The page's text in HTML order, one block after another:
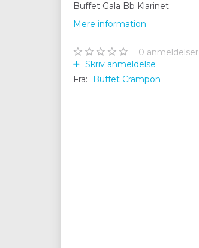
Buffet Gala Bb Klarinet
Mere information
0 anmeldelser
Skriv anmeldelse
Fra:
Buffet Crampon